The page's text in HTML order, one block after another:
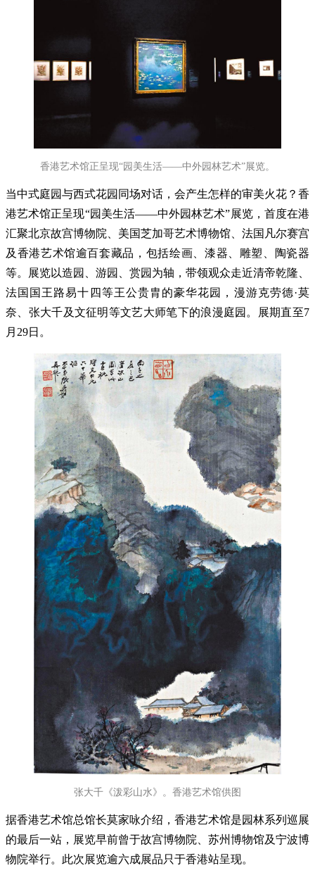
香港艺术馆正呈现“园美生活——中外园林艺术”展览。
当中式庭园与西式花园同场对话，会产生怎样的审美火花？香
港艺术馆正呈现“园美生活——中外园林艺术”展览，首度在港
汇聚北京故宫博物院、美国芝加哥艺术博物馆、法国凡尔赛宫
及香港艺术馆逾百套藏品，包括绘画、漆器、雕塑、陶瓷器
等。展览以造园、游园、赏园为轴，带领观众走近清帝乾隆、
法国国王路易十四等王公贵胄的豪华花园，漫游克劳德·莫
奈、张大千及文征明等文艺大师笔下的浪漫庭园。展期直至7
月29日。
张大千《泼彩山水》。香港艺术馆供图
据香港艺术馆总馆长莫家咏介绍，香港艺术馆是园林系列巡展
的最后一站，展览早前曾于故宫博物院、苏州博物馆及宁波博
物院举行。此次展览逾六成展品只于香港站呈现。